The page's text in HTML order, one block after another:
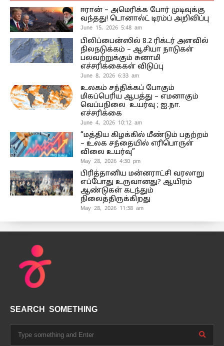
ஈரான் – அமெரிக்க போர் முடிவுக்கு
வந்தது! டொனால்ட் டிரம்ப் அறிவிப்பு
June 15, 2026 5:48 am
பிலிப்பைன்ஸில் 8.2 ரிக்டர் அளவில்
நிலநடுக்கம் – ஆசியா நாடுகள்
பலவற்றுக்கும் சுனாமி
எச்சரிக்கைகள் விடுப்பு
June 8, 2026 6:33 am
உலகம் சந்திக்கப் போகும்
மிகப்பெரிய ஆபத்து – எமனாகும்
வெப்பநிலை உயர்வு ; ஐ.நா.
எச்சரிக்கை
June 4, 2026 10:12 am
“மத்திய கிழக்கில் மீண்டும் பதற்றம்
– உலக சந்தையில் எரிபொருள்
விலை உயர்வு”
May 28, 2026 4:30 pm
பிரித்தானிய மன்னராட்சி வரலாறு
எப்போது உருவானது? ஆயிரம்
ஆண்டுகள் கடந்தும்
நிலைத்திருக்கிறது
May 28, 2026 11:38 am
SEARCH SOMETHING